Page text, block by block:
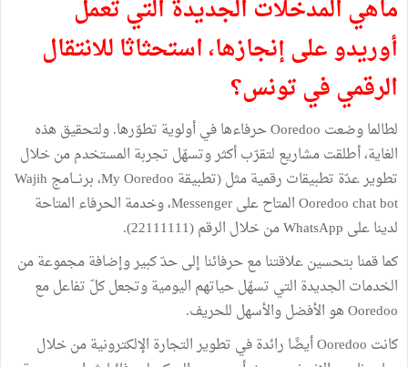
ماهي المدخلات الجديدة التي تعمل
أوريدو على إنجازها، استحثاثا للانتقال
الرقمي في تونس؟
لطالما وضعت Ooredoo حرفاءها في أولوية تطوّرها. ولتحقيق هذه
الغاية، أطلقت مشاريع لتقرّب أكثر وتسهّل تجربة المستخدم من خلال
تطوير عدّة تطبيقات رقمية مثل (تطبيقة My Ooredoo، برنـــامج Wajih
Ooredoo chat bot المتاح على Messenger، وخدمة الحرفاء المتاحة
لدينا على WhatsApp من خلال الرقم (22111111).
كما قمنا بتحسين علاقتنا مع حرفائنا إلى حدّ كبير وإضافة مجموعة من
الخدمات الجديدة التي تسهّل حياتهم اليومية وتجعل كلّ تفاعل مع
Ooredoo هو الأفضل والأسهل للحريف.
كانت Ooredoo أيضًا رائدة في تطوير التجارة الإلكترونية من خلال